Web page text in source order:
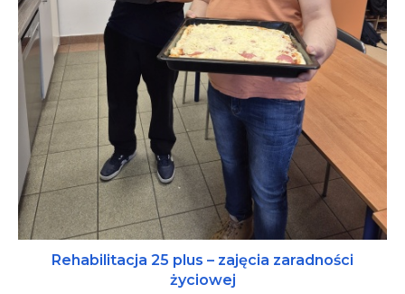
Rehabilitacja 25 plus – zajęcia zaradności
życiowej